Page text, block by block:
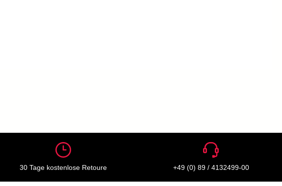
30 Tage kostenlose Retoure +49 (0) 89 / 4132499-00